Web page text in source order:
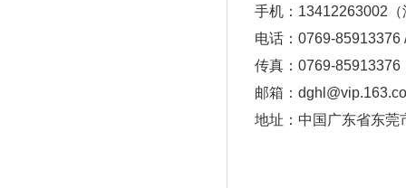
手机：13412263002（
电话：0769-85913376
传真：0769-85913376
邮箱：
地址：中国广东省东莞